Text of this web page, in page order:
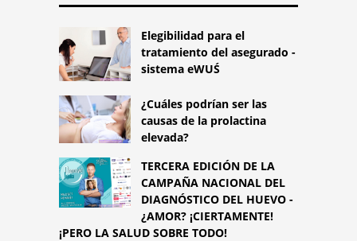
Elegibilidad para el
tratamiento del asegurado -
sistema eWUŚ
¿Cuáles podrían ser las
causas de la prolactina
elevada?
TERCERA EDICIÓN DE LA
CAMPAÑA NACIONAL DEL
DIAGNÓSTICO DEL HUEVO -
¿AMOR? ¡CIERTAMENTE!
¡PERO LA SALUD SOBRE TODO!